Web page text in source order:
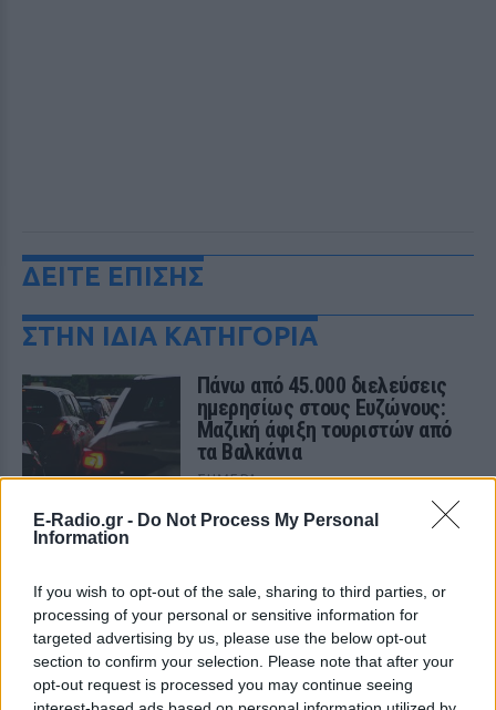
E-Radio.gr - Do Not Process My Personal
Information
If you wish to opt-out of the sale, sharing to third parties, or
processing of your personal or sensitive information for
targeted advertising by us, please use the below opt-out
section to confirm your selection. Please note that after your
opt-out request is processed you may continue seeing
ΔΕΙΤΕ ΕΠΙΣΗΣ
ΣΤΗΝ ΙΔΙΑ ΚΑΤΗΓΟΡΙΑ
Πάνω από 45.000 διελεύσεις
ημερησίως στους Ευζώνους:
Μαζική άφιξη τουριστών από
τα Βαλκάνια
ΣΉΜΕΡΑ
Προσωρινή αναστολή των βιομετρικών
ελέγχων για να επισπευστεί η διέλευση
Μύκονος: Ιταλοί τουρίστες
έκαναν «κλαμπ» βανάκι transfer
‑ Αντιδράσεις για το ξέφρενο
πάρτι
ΣΉΜΕΡΑ